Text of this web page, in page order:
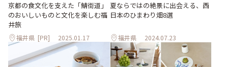
京都の食文化を支えた「鯖街道」
のおいしいものと文化を楽しむ福
井旅
福井県 [PR] 2025.01.17
夏ならではの絶景に出会える、西
日本のひまわり畑8選
福井県 2024.07.23